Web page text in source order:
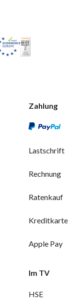
Zahlung
Lastschrift
Rechnung
Ratenkauf
Kreditkarte
Apple Pay
Im TV
HSE